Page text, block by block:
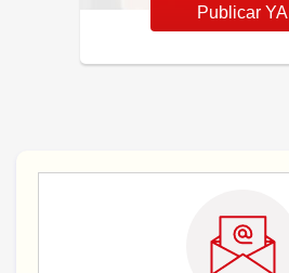
Publicar YA